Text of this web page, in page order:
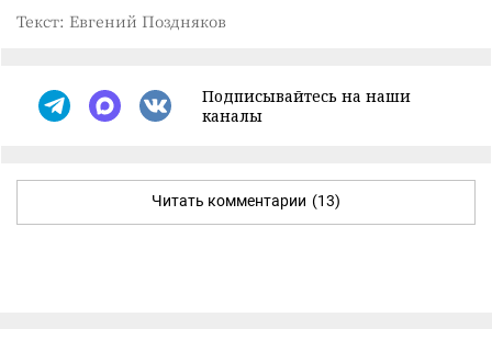
Текст: Евгений Поздняков
Подписывайтесь на наши
каналы
Читать комментарии (13)